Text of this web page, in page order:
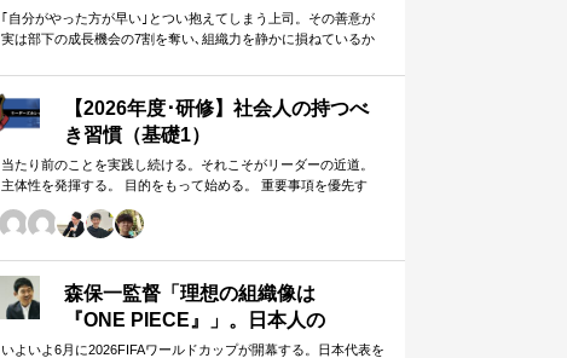
に任せることができる上司｣になる
方法
｢自分がやった方が早い｣とつい抱えてしまう上司。その善意が
実は部下の成長機会の7割を奪い､組織力を静かに損ねているか
【2026年度･研修】社会人の持つべ
き習慣（基礎1）
当たり前のことを実践し続ける。それこそがリーダーの近道。
主体性を発揮する。 目的をもって始める。 重要事項を優先す
いきます。 評論家ではなく、我がこととして取り組むメンバー
森保一監督「理想の組織像は
『ONE PIECE』」。日本人の
「和」と「魂」を武器に世界へ挑む
いよいよ6月に2026FIFAワールドカップが開幕する。日本代表を